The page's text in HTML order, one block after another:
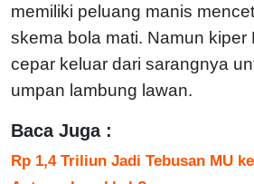
memiliki peluang manis
skema bola mati. Namun kiper
cepar keluar dari sarangnya
umpan lambung lawan.
Baca Juga :
Rp 1,4 Triliun Jadi Tebusan MU